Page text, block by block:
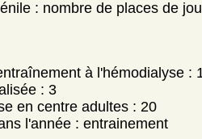
: nombre de places de
à l'hémodialyse :
: 3
en centre adultes : 20
l'année : entrainement